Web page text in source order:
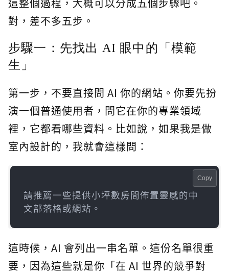
對，差不多五步。
步驟一：先找出 AI 眼中的「模範
生」
第一步，不要直接問 AI 你的網站。你要先扮
演一個普通使用者，問它在你的專業領域
裡，它都看哪些資料。比如說，如果我是做
室內設計的，我就會這樣問：
請推薦一些提供小坪數房間佈置靈感的中
文部落格或網站。
Copy
這時候，AI 會列出一串名單。這份名單很重
要，因為這些就是你「在 AI 世界的競爭對